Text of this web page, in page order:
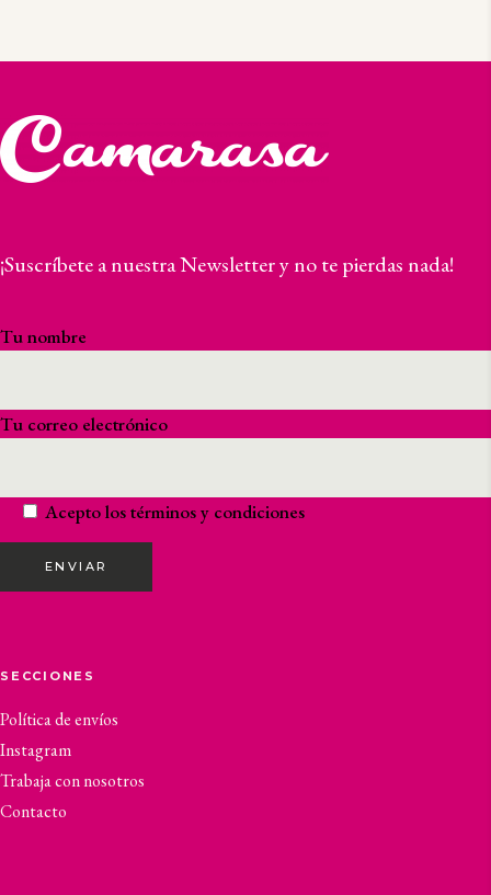
¡Suscríbete a nuestra Newsletter y no te pierdas nada!
Tu nombre
Tu correo electrónico
Acepto lostérminos y condiciones
ENVIAR
SECCIONES
Política de envíos
Instagram
Trabaja con nosotros
Contacto